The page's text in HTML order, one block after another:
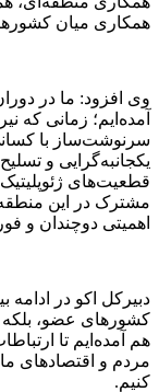
همکاری میان
وی افزود: ما در
آمده‌ایم؛ زمانی که
سرنوشت‌ساز با کسانی
یکجانبه‌گرایی و
قطعیت‌های
مشترک در این
اهمیتی دوچندان و
دبیرکل اکو در ادامه
کشور‌های عضو،
هم آمده‌ایم تا
مردم و اقتصاد‌های ما
کنیم.